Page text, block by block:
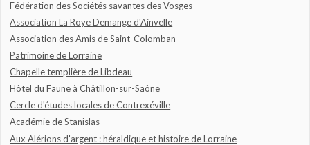
Fédération des Sociétés savantes des Vosges
Association La Roye Demange d'Ainvelle
Association des Amis de Saint-Colomban
Patrimoine de Lorraine
Chapelle templière de Libdeau
Hôtel du Faune à Châtillon-sur-Saône
Cercle d'études locales de Contrexéville
Académie de Stanislas
Aux Alérions d'argent : héraldique et histoire de Lorraine